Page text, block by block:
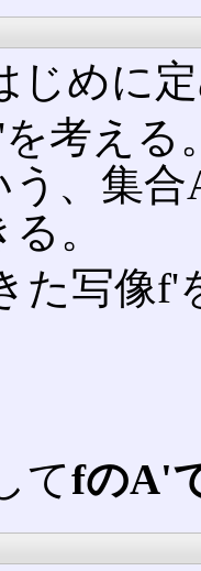
めに
考える
う、集
。
た写像f'
てfのA'